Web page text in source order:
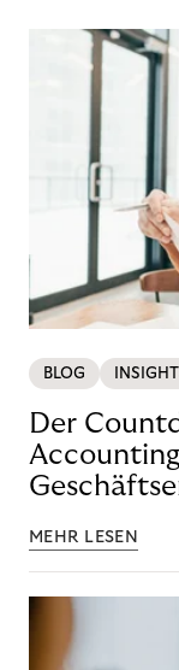
BLOG
Der
MEHR LESEN